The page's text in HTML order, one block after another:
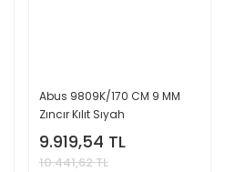
Abus 9809K/170 CM 9 MM
Zıncır Kılıt Sıyah
9.919,54 TL
10.441,62 TL